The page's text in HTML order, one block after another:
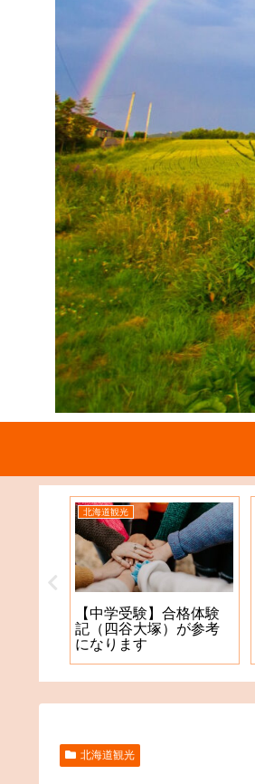
北海道観光
【中学受験】合格体験
記（四谷大塚）が参考
になります
北海道観光